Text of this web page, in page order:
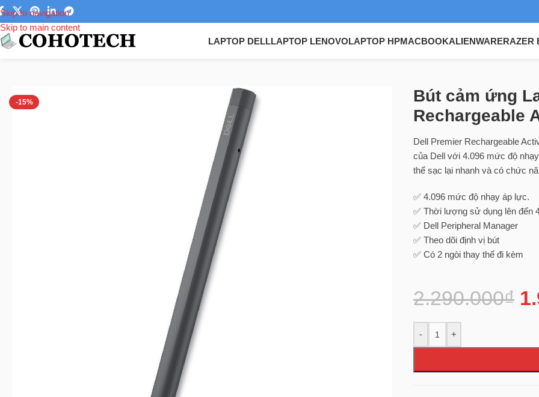
Skip to navigation
Skip to main content
LAPTOP DELLLAPTOP LENOVOLAPTOP HPMACBOOKALIENWARERAZER
-15%
Bút cảm ứng
Rechargeable
Dell Premier Rechargeable
của Dell với 4.096 mức độ
thể sạc lại nhanh và có chức
✅ 4.096 mức độ nhạy áp lực.
✅ Thời lượng sử dụng lên đến
✅ Dell Peripheral Manager
✅ Theo dõi định vị bút
✅ Có 2 ngòi thay thế đi kèm
2.290.000₫
- +